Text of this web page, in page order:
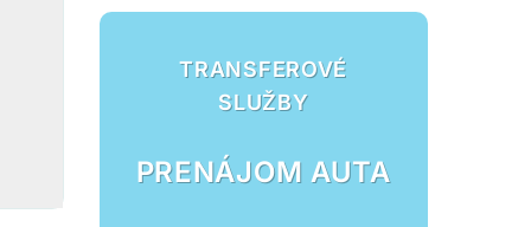
TRANSFEROVÉ
SLUŽBY
PRENÁJOM AUTA